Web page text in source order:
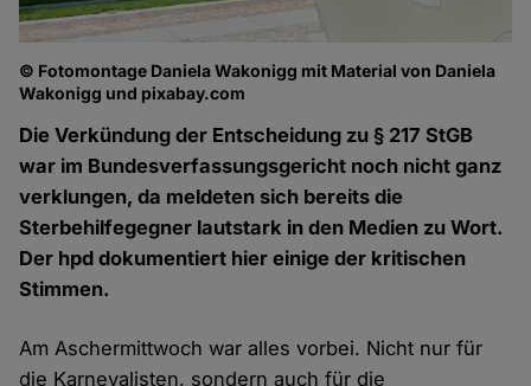
© Fotomontage Daniela Wakonigg mit Material von Daniela
Wakonigg und pixabay.com
Die Verkündung der Entscheidung zu § 217 StGB
war im Bundesverfassungsgericht noch nicht ganz
verklungen, da meldeten sich bereits die
Sterbehilfegegner lautstark in den Medien zu Wort.
Der hpd dokumentiert hier einige der kritischen
Stimmen.
Am Aschermittwoch war alles vorbei. Nicht nur für
die Karnevalisten, sondern auch für die